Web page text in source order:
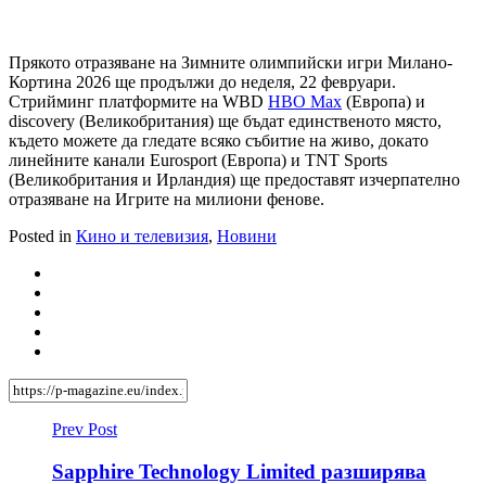
Прякото отразяване на Зимните олимпийски игри Милано-
Кортина 2026 ще продължи до неделя, 22 февруари.
Стрийминг платформите на WBD HBO Max (Европа) и
discovery (Великобритания) ще бъдат единственото място,
където можете да гледате всяко събитие на живо, докато
линейните канали Eurosport (Европа) и TNТ Sports
(Великобритания и Ирландия) ще предоставят изчерпателно
отразяване на Игрите на милиони фенове.
Posted in Кино и телевизия, Новини
Prev Post
Sapphire Technology Limited разширява